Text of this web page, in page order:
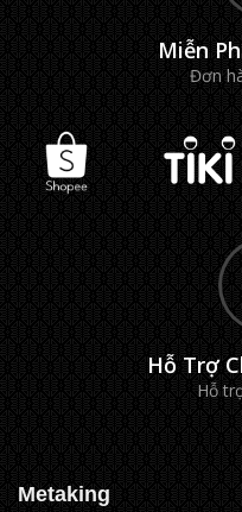
Miễn
Đơn
Hỗ Trợ
Hỗ
Metaking